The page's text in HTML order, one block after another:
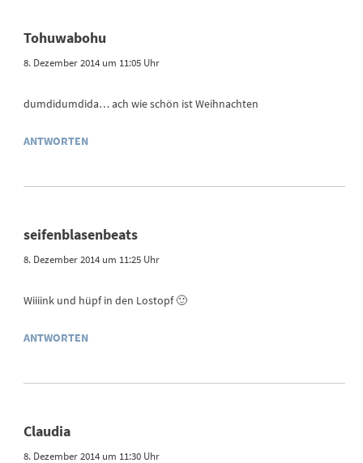
Tohuwabohu
8. Dezember 2014 um 11:05 Uhr
dumdidumdida… ach wie schön ist Weihnachten
ANTWORTEN
seifenblasenbeats
8. Dezember 2014 um 11:25 Uhr
Wiiiink und hüpf in den Lostopf 🙂
ANTWORTEN
Claudia
8. Dezember 2014 um 11:30 Uhr